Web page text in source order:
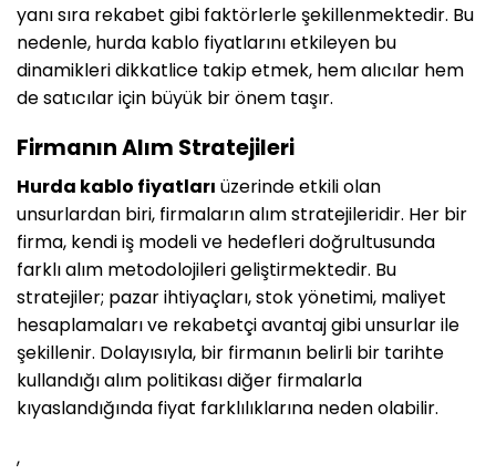
yanı sıra rekabet gibi faktörlerle şekillenmektedir. Bu
nedenle, hurda kablo fiyatlarını etkileyen bu
dinamikleri dikkatlice takip etmek, hem alıcılar hem
de satıcılar için büyük bir önem taşır.
Firmanın Alım Stratejileri
Hurda kablo fiyatları üzerinde etkili olan
unsurlardan biri, firmaların alım stratejileridir. Her bir
firma, kendi iş modeli ve hedefleri doğrultusunda
farklı alım metodolojileri geliştirmektedir. Bu
stratejiler; pazar ihtiyaçları, stok yönetimi, maliyet
hesaplamaları ve rekabetçi avantaj gibi unsurlar ile
şekillenir. Dolayısıyla, bir firmanın belirli bir tarihte
kullandığı alım politikası diğer firmalarla
kıyaslandığında fiyat farklılıklarına neden olabilir.
,